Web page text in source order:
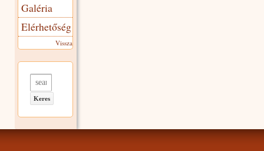
Galéria
Elérhetőség
Vissza
Search for: